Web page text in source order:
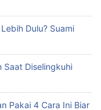
Dulu? Suami
Saat Diselingkuhi
Pakai 4 Cara Ini Biar